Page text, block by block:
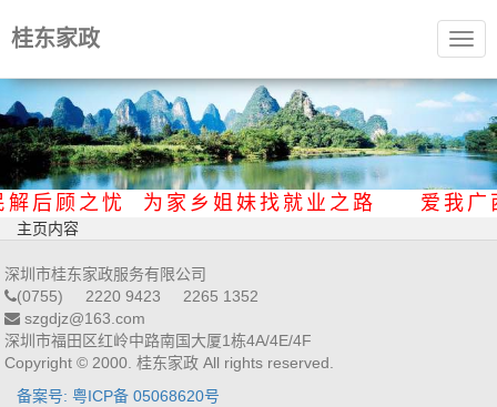
桂东家政
解后顾之忧 为家乡姐妹找就业之路 爱
主页内容
深圳市桂东家政服务有限公司
(0755) 2220 9423 2265 1352
szgdjz@163.com
深圳市福田区红岭中路南国大厦1栋4A/4E/4F
Copyright © 2000. 桂东家政 All rights reserved.
备案号: 粤ICP备 05068620号